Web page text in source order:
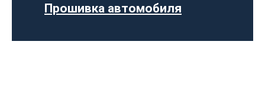
Прошивка автомобиля
Компьютерная диагностика авто